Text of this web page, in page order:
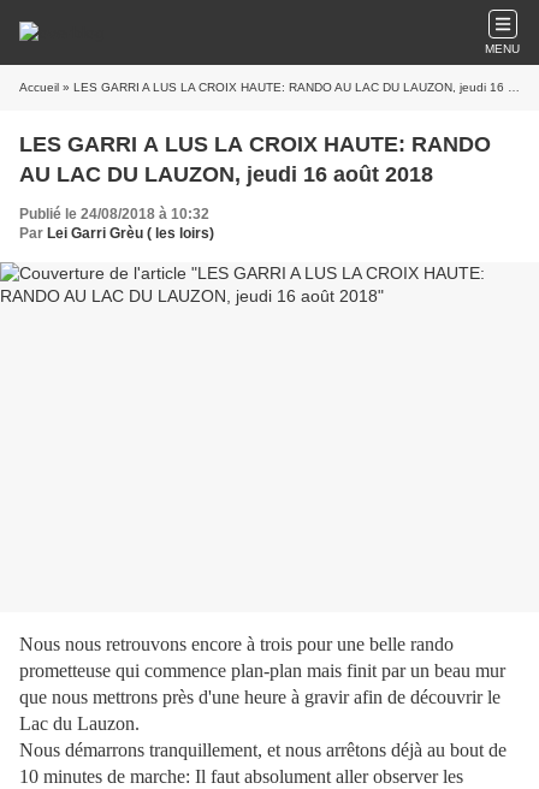
MENU
Accueil » LES GARRI A LUS LA CROIX HAUTE: RANDO AU LAC DU LAUZON, jeudi 16 août 2018
LES GARRI A LUS LA CROIX HAUTE: RANDO
AU LAC DU LAUZON, jeudi 16 août 2018
Publié le 24/08/2018 à 10:32
Par Lei Garri Grèu ( les loirs)
Nous nous retrouvons encore à trois pour une belle rando
prometteuse qui commence plan-plan mais finit par un beau mur
que nous mettrons près d'une heure à gravir afin de découvrir le
Lac du Lauzon.
Nous démarrons tranquillement, et nous arrêtons déjà au bout de
10 minutes de marche: Il faut absolument aller observer les